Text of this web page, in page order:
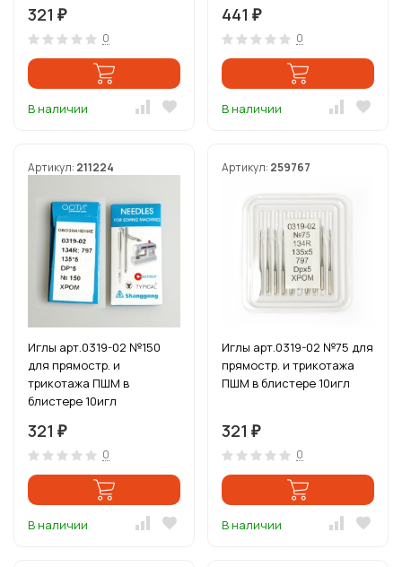
321 ₽
0
В наличии
441 ₽
0
В наличии
Артикул: 211224
Иглы арт.0319-02 №150
для прямостр. и
трикотажа ПШМ в
блистере 10игл
321 ₽
0
В наличии
Артикул: 259767
Иглы арт.0319-02 №75 для
прямостр. и трикотажа
ПШМ в блистере 10игл
321 ₽
0
В наличии